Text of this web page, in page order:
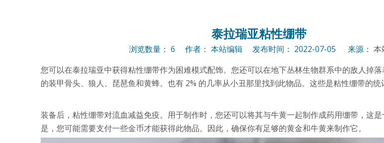
泰拉瑞亚粘性绷带
浏览数量： 6 作者： 本站编辑 发布时间： 2022-07-05 来源： 本
您可以在泰拉瑞亚中获得粘性绷带作为困难模式配饰。您还可以在地下丛林生物群系中的敌人掉
的装甲骨头、狼人、琵琶鱼和黄蜂。也有 2% 的几率从小丑那里找到此物品。这些是粘性绷带的统
装备后，粘性绷带对流血减益免疫。用于制作时，您还可以将其与牛黄一起制作成药用绷带，这
是，您可能需要支付一些金币才能获得此物品。因此，确保你有足够的黄金和牛黄来制作它。